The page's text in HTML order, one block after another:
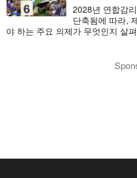
2028년 연합감
단축됨에 따라,
야 하는 주요 의제가 무엇인지 살